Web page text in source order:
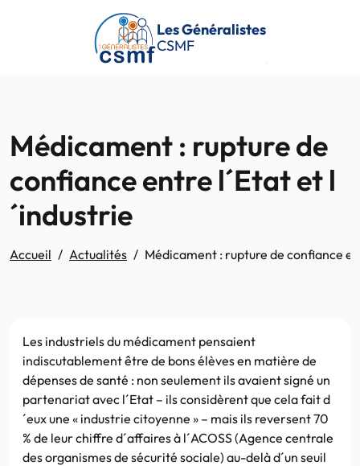
Passer au contenu principal
Les Généralistes
CSMF
Médicament : rupture de
confiance entre l´Etat et l
´industrie
Accueil Actualités Médicament : rupture de confiance
Les industriels du médicament pensaient
indiscutablement être de bons élèves en matière de
dépenses de santé : non seulement ils avaient signé un
partenariat avec l´Etat – ils considèrent que cela fait d
´eux une « industrie citoyenne » – mais ils reversent 70
% de leur chiffre d´affaires à l´ACOSS (Agence centrale
des organismes de sécurité sociale) au-delà d´un seuil